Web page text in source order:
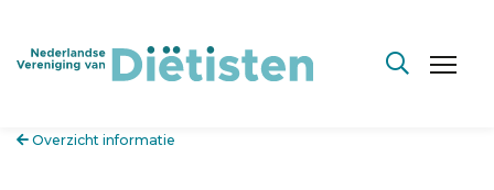
Overzicht informatie